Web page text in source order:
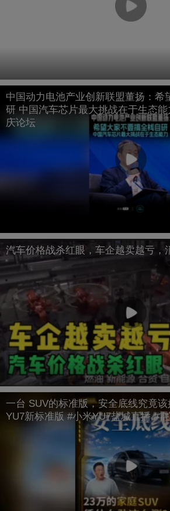
中国动力电池产业创新联盟董扬：希
研 中国汽车芯片最大挑战在于生态
庆论坛
汽车价格战杀红眼，车企越卖越亏，
一台 SUV的标准版，安全底线究竟
YU7新标准版 #小米YU7盐城直播 #